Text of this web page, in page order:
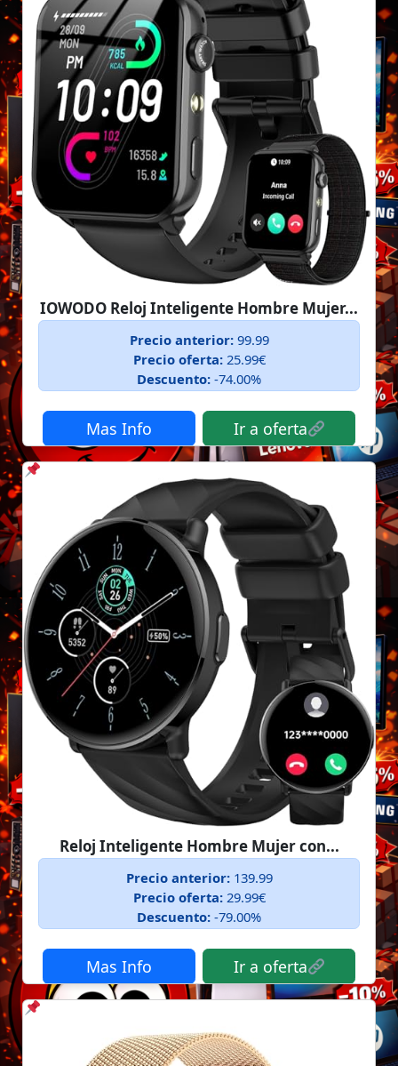
IOWODO Reloj Inteligente Hombre Mujer...
Precio anterior:99.99
Precio oferta:25.99€
Descuento: -74.00%
Mas Info Ir a oferta
Reloj Inteligente Hombre Mujer con...
Precio anterior:139.99
Precio oferta:29.99€
Descuento: -79.00%
Mas Info Ir a oferta